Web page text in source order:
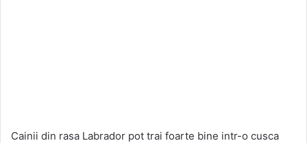
Cainii din rasa Labrador pot trai foarte bine intr-o cusca